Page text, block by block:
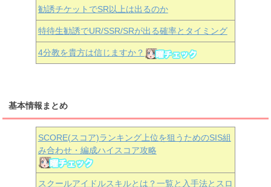
勧誘チケットでSR以上は出るのか
特待生勧誘でUR/SSR/SRが出る確率とタイミング
4分教を貴方は信じますか？
基本情報まとめ
SCORE(スコア)ランキング上位を狙うためのSIS組
み合わせ・編成ハイスコア攻略
スクールアイドルスキルとは？一覧と入手法とスロ